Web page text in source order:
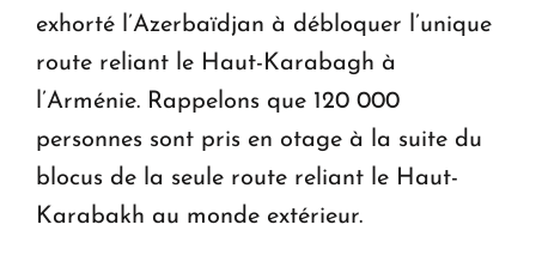
exhorté l’Azerbaïdjan à débloquer l’unique
route reliant le Haut-Karabagh à
l’Arménie. Rappelons que 120 000
personnes sont pris en otage à la suite du
blocus de la seule route reliant le Haut-
Karabakh au monde extérieur.